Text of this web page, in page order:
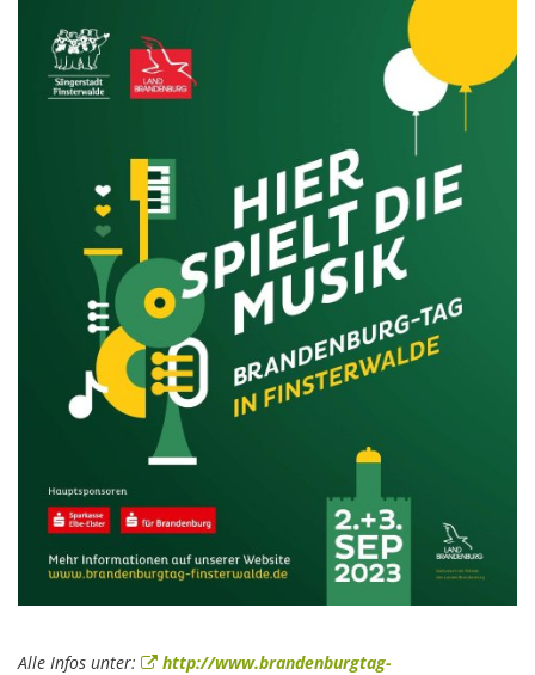
Alle Infos unter:
http://www.brandenburgtag-